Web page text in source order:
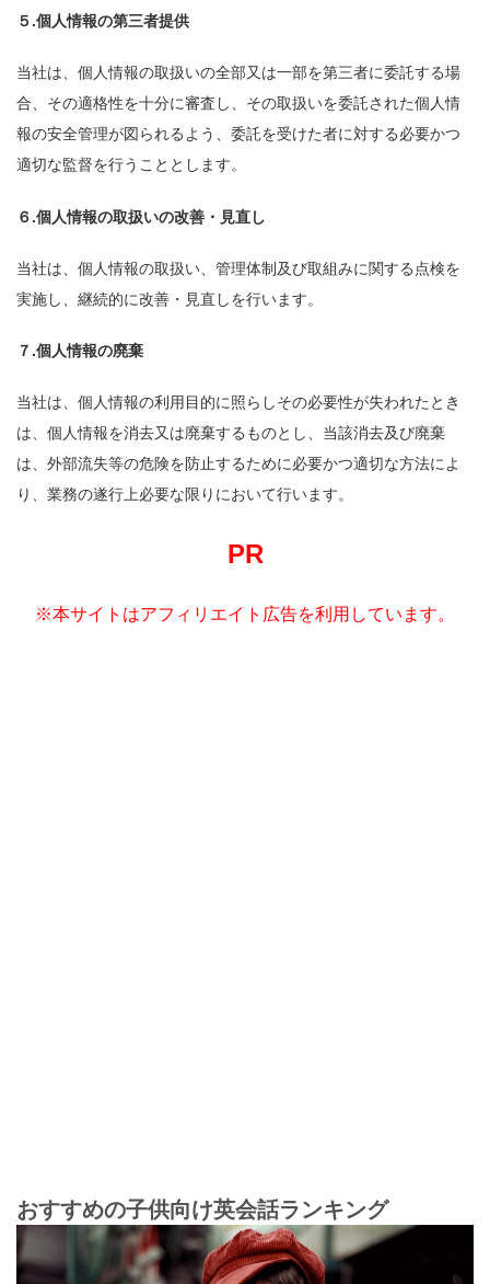
５.個人情報の第三者提供
当社は、個人情報の取扱いの全部又は一部を第三者に委託する場
合、その適格性を十分に審査し、その取扱いを委託された個人情
報の安全管理が図られるよう、委託を受けた者に対する必要かつ
適切な監督を行うこととします。
６.個人情報の取扱いの改善・見直し
当社は、個人情報の取扱い、管理体制及び取組みに関する点検を
実施し、継続的に改善・見直しを行います。
７.個人情報の廃棄
当社は、個人情報の利用目的に照らしその必要性が失われたとき
は、個人情報を消去又は廃棄するものとし、当該消去及び廃棄
は、外部流失等の危険を防止するために必要かつ適切な方法によ
り、業務の遂行上必要な限りにおいて行います。
PR
※本サイトはアフィリエイト広告を利用しています。
おすすめの子供向け英会話ランキング